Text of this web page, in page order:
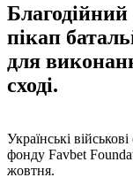
пікап
для
сході.
Українські
фонду Favbet
жовтня.